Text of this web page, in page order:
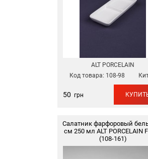
ALT PORCELAIN
Код товара: 108-98
50 грн
Салатник фарфоровый
см 250 мл ALT PORCELAIN
(108-161)